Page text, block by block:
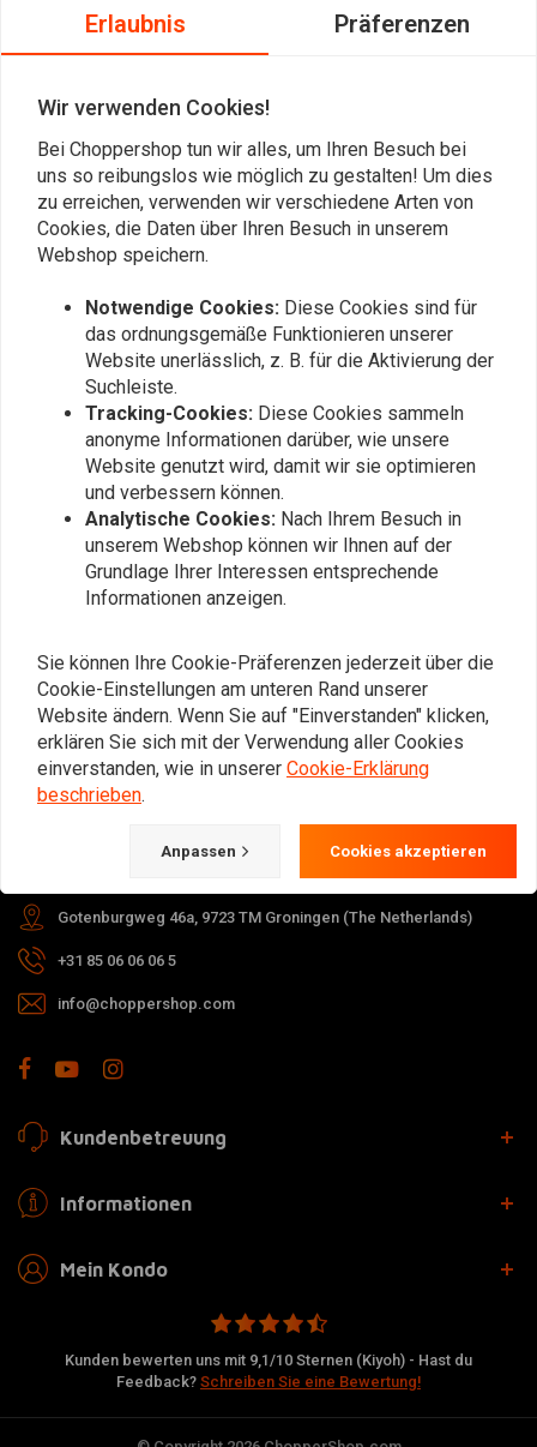
OEM-Bremspedale für
Harley Davidson
Sportster 54-13 XL
€47,57
Am meisten angesehen
Immer auf dem Laufenden bleiben?
Abonnieren
Bei Fragen zu Ihrer Bestellung,
Lieferzeiten, Rücksendungen &
Reparaturen oder allgemeinen
jederzeit auf eine der folgenden Arten
kontaktieren.
Gotenburgweg 46a, 9723 TM Groningen (The Netherlands)
+31 85 06 06 06 5
info@choppershop.com
Kundenbetreuung
Informationen
Mein Kondo
Kunden bewerten uns mit 9,1/10 Sternen (Kiyoh) - Hast du
Feedback? Schreiben Sie eine Bewertung!
Erlaubnis Präferenzen
Wir verwenden Cookies!
Bei Choppershop tun wir alles, um Ihren Besuch bei
uns so reibungslos wie möglich zu gestalten! Um dies
zu erreichen, verwenden wir verschiedene Arten von
Cookies, die Daten über Ihren Besuch in unserem
Webshop speichern.
Notwendige Cookies: Diese Cookies sind für
das ordnungsgemäße Funktionieren unserer
Website unerlässlich, z. B. für die Aktivierung der
Suchleiste.
Tracking-Cookies: Diese Cookies sammeln
anonyme Informationen darüber, wie unsere
Website genutzt wird, damit wir sie optimieren
und verbessern können.
Analytische Cookies: Nach Ihrem Besuch in
unserem Webshop können wir Ihnen auf der
Grundlage Ihrer Interessen entsprechende
Informationen anzeigen.
Sie können Ihre Cookie-Präferenzen jederzeit über die
Cookie-Einstellungen am unteren Rand unserer
Website ändern. Wenn Sie auf "Einverstanden" klicken,
erklären Sie sich mit der Verwendung aller Cookies
einverstanden, wie in unserer Cookie-Erklärung
beschrieben.
Anpassen Cookies akzeptieren